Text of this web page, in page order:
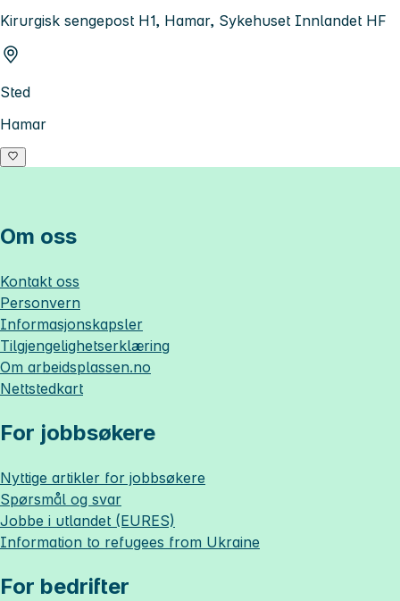
Kirurgisk sengepost H1, Hamar, Sykehuset Innlandet HF
Sted
Hamar
Om oss
Kontakt oss
Personvern
Informasjonskapsler
Tilgjengelighetserklæring
Om arbeidsplassen.no
Nettstedkart
For jobbsøkere
Nyttige artikler for jobbsøkere
Spørsmål og svar
Jobbe i utlandet (EURES)
Information to refugees from Ukraine
For bedrifter